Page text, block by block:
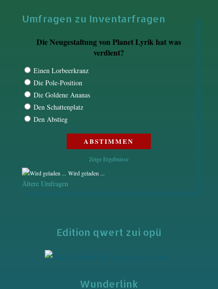
Umfragen zu Inventarfragen
Die Neugestaltung von Planet Lyrik hat was
verdient?
Einen Lorbeerkranz
Die Pole-Position
Die Goldene Ananas
Den Schattenplatz
Den Abstieg
Zeige Ergebnisse
Wird geladen ...
Ältere Umfragen
Edition qwert zui opü
Wunderlink